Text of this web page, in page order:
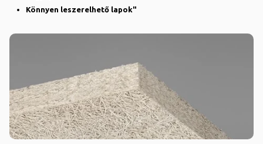
Könnyen leszerelhető lapok"